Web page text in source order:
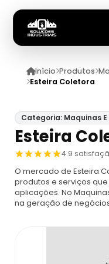
Início
Produtos
Maquinas E
Dosador
Máquina De
Máquina
Datadores
Datadores
Datador De
Início Produtos
Esteira Coletora
Categoria: Maquinas
Esteira
4.9
O mercado de Esteira
produtos e serviços
aplicações. No
na geração de